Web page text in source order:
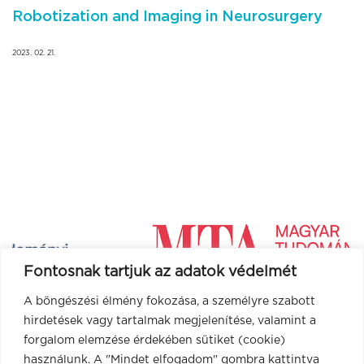
Fontosnak tartjuk az adatok védelmét
A böngészési élmény fokozása, a személyre szabott
hirdetések vagy tartalmak megjelenítése, valamint a
forgalom elemzése érdekében sütiket (cookie)
használunk. A "Mindet elfogadom" gombra kattintva
Robotization and Imaging in Neurosurgery
2023. 02. 21.